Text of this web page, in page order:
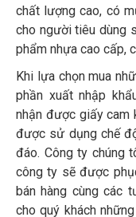
chất lượng cao, có
cho người tiêu dùng
phẩm nhựa cao cấp,
Khi lựa chọn mua
phần xuất nhập
nhận được giấy cam
được sử dụng chế
đáo. Công ty chúng
công ty sẽ được
bán hàng cùng các
cho quý khách